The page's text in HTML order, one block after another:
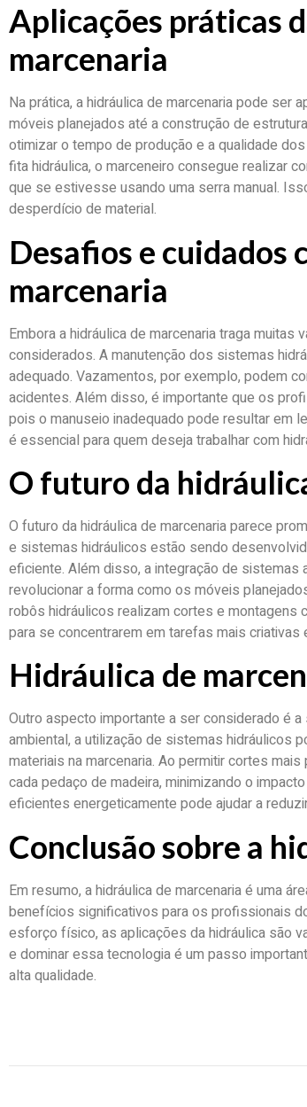
Aplicações práticas
marcenaria
Na prática, a hidráulica de marcenaria pode
móveis planejados até a construção de
otimizar o tempo de produção e a qualidade
fita hidráulica, o marceneiro consegue realizar
que se estivesse usando uma serra manual.
desperdício de material.
Desafios e cuidados
marcenaria
Embora a hidráulica de marcenaria traga
considerados. A manutenção dos sistemas
adequado. Vazamentos, por exemplo, podem
acidentes. Além disso, é importante que os
pois o manuseio inadequado pode resultar em
é essencial para quem deseja trabalhar com
O futuro da
O futuro da hidráulica de marcenaria parece
e sistemas hidráulicos estão sendo
eficiente. Além disso, a integração de
revolucionar a forma como os móveis
robôs hidráulicos realizam cortes e montagens
para se concentrarem em tarefas mais criativas
Hidráulica de
Outro aspecto importante a ser considerado é
ambiental, a utilização de sistemas hidráulicos
materiais na marcenaria. Ao permitir cortes
cada pedaço de madeira, minimizando o
eficientes energeticamente pode ajudar a
Conclusão sobre a
Em resumo, a hidráulica de marcenaria é uma
benefícios significativos para os profissionais
esforço físico, as aplicações da hidráulica são
e dominar essa tecnologia é um passo
alta qualidade.